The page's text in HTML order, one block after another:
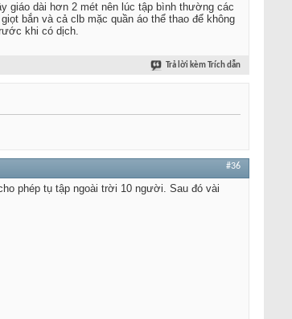
giáo dài hơn 2 mét nên lúc tập bình thường các
bắn và cả clb mặc quần áo thể thao để không
khi có dịch.
Trả lời kèm Trích dẫn
#36
phép tụ tập ngoài trời 10 người. Sau đó vài